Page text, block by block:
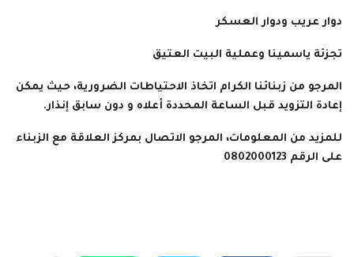
دوار عريب ودوار العسكر
تجزئة ياسمينا وعملية البيت العتيق
المرجو من زبنائنا الكرام اتخاذ الاحتياطات الضرورية، حيث يمكن
إعادة التزويد قبل الساعة المحددة أعلاه و دون سابق إنذار.
للمزيد من المعلومات، المرجو الاتصال بمركز العلاقة مع الزبناء
على الرقم 0802000123